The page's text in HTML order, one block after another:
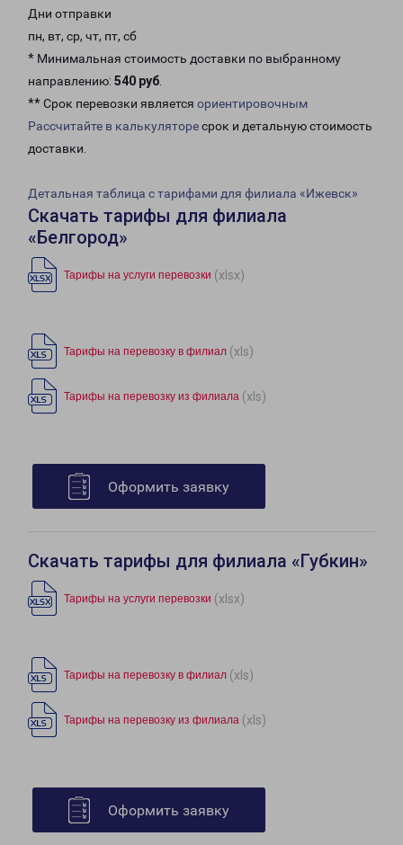
Дни отправки
пн, вт, ср, чт, пт, сб
* Минимальная стоимость доставки по выбранному
направлению: 540 руб.
** Срок перевозки является ориентировочным
Рассчитайте в калькуляторесрок и детальную стоимость
доставки.
Детальная таблица с тарифами для филиала «Ижевск»
Скачать тарифы для филиала
«Белгород»
Тарифы на услуги перевозки (xlsx)
Тарифы на перевозку в филиал (xls)
Тарифы на перевозку из филиала (xls)
Оформить заявку
Скачать тарифы для филиала «Губкин»
Тарифы на услуги перевозки (xlsx)
Тарифы на перевозку в филиал (xls)
Тарифы на перевозку из филиала (xls)
Оформить заявку